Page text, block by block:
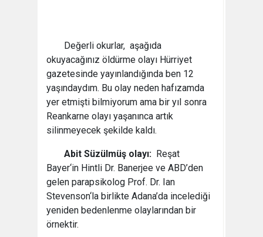
Değerli okurlar, aşağıda
okuyacağınız öldürme olayı Hürriyet
gazetesinde yayınlandığında ben 12
yaşındaydım. Bu olay neden hafızamda
yer etmişti bilmiyorum ama bir yıl sonra
Reankarne olayı yaşanınca artık
silinmeyecek şekilde kaldı.
Abit Süzülmüş olayı: Reşat
Bayer‘in Hintli Dr. Banerjee ve ABD’den
gelen parapsikolog Prof. Dr. Ian
Stevenson‘la birlikte Adana’da incelediği
yeniden bedenlenme olaylarından bir
örnektir.